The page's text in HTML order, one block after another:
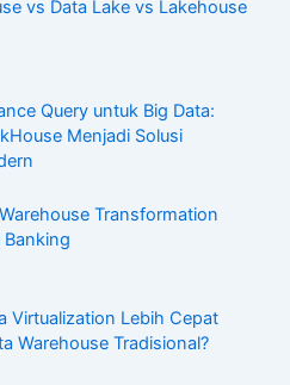
vs Data Lake vs Lakehouse
Query untuk Big Data:
Menjadi Solusi
Transformation
Virtualization Lebih Cepat
Warehouse Tradisional?